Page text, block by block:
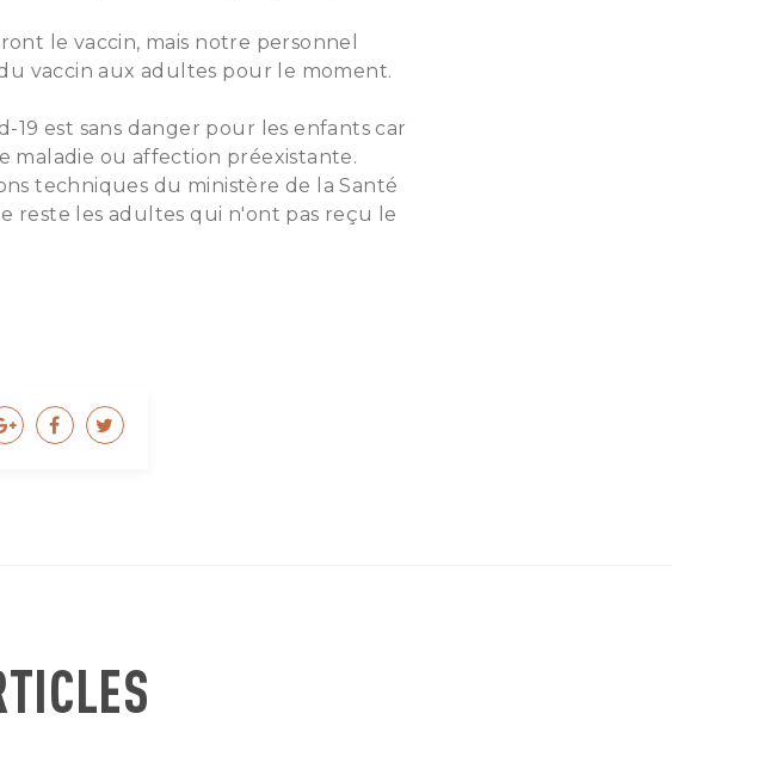
le vaccin, mais notre personnel
vaccin aux adultes pour le moment.
19 est sans danger pour les enfants car
maladie ou affection préexistante.
techniques du ministère de la Santé
reste les adultes qui n'ont pas reçu le